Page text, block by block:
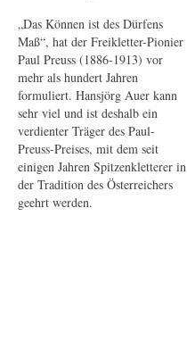
„Das Können ist des Dürfens
Maß“, hat der Freikletter-Pionier
Paul Preuss (1886-1913) vor
mehr als hundert Jahren
formuliert. Hansjörg Auer kann
sehr viel und ist deshalb ein
verdienter Träger des Paul-
Preuss-Preises, mit dem seit
einigen Jahren Spitzenkletterer in
der Tradition des Österreichers
geehrt werden.